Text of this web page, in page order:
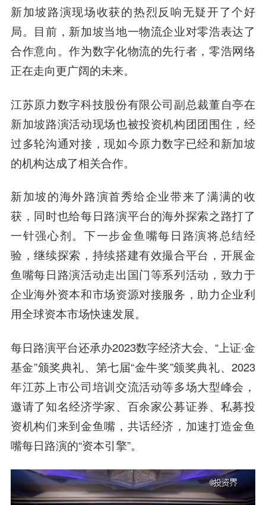
新加坡路演现场收获的热烈反响无疑开了个好
局。目前，新加坡当地一物流企业对零浩表达了
合作意向。作为数字化物流的先行者，零浩网络
正在走向更广阔的未来。
江苏原力数字科技股份有限公司副总裁董自亭在
新加坡路演活动现场也被投资机构团团围住，经
过多轮沟通对接，现如今原力数字已经和新加坡
的机构达成了相关合作。
新加坡的海外路演首秀给企业带来了满满的收
获，同时也给每日路演平台的海外探索之路打了
一针强心剂。下一步金鱼嘴每日路演将总结经
验，继续探索，持续搭建有效撮合平台，开展金
鱼嘴每日路演活动走出国门等系列活动，致力于
企业海外资本和市场资源对接服务，助力企业利
用全球资本市场快速发展。
每日路演平台还承办2023数字经济大会、“上证·金
基金”颁奖典礼、第七届“金牛奖”颁奖典礼、2023
年江苏上市公司培训交流活动等多场大型峰会，
邀请了知名经济学家、百余家公募证券、私募投
资机构们来到金鱼嘴，共话经济，加速打造金鱼
嘴每日路演的“资本引擎”。